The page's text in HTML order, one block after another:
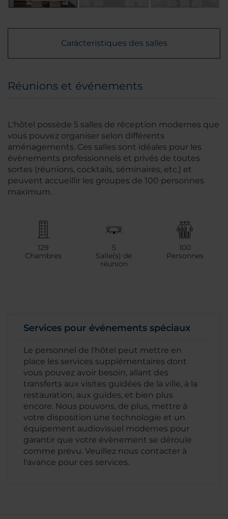
Carácteristiques des salles
Réunions et événements
L'hôtel possède 5 salles de réception modernes que
vous pouvez organiser selon différents
aménagements. Ces salles sont idéales pour les
évènements professionnels et privés de toutes
sortes (réunions, cocktails, séminaires, etc.) et
peuvent accueillir les groupes de 100 personnes
maximum.
129
Chambres
5
Salle(s) de
réunion
100
Personnes
Services pour événements spéciaux
Le personnel de l'hôtel peut mettre en
place les services supplémentaires dont
vous pouvez avoir besoin, allant des
transferts aux visites guidées de la ville, à la
restauration, aux guides, et bien plus
encore. Nous pouvons, de plus, mettre à
votre disposition une technologie et un
équipement audiovisuel modernes pour
garantir que votre évènement se déroule
comme prévu. Veuillez nous contacter à
l'avance pour ces services.